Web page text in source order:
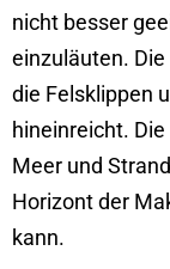
nicht besser
einzuläuten.
die Felsklippen
hineinreicht.
Meer und
Horizont der
kann.